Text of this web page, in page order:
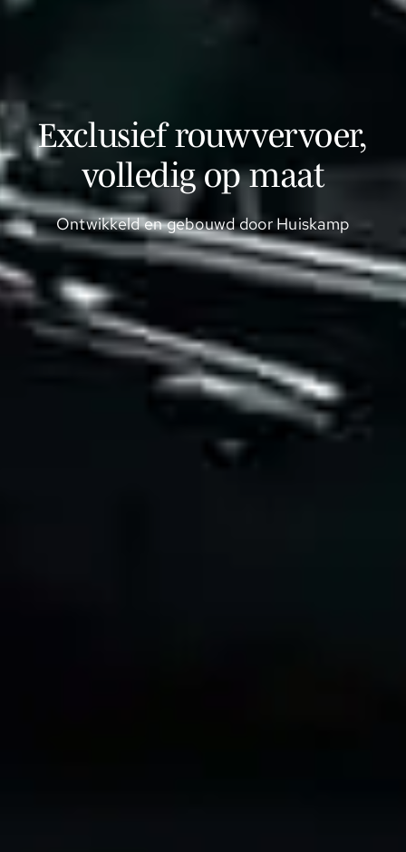
Exclusief rouwvervoer,
volledig op maat
Ontwikkeld en gebouwd door Huiskamp